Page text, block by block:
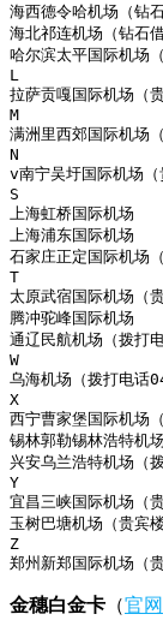
海西德令哈机场（钻
海北祁连机场（钻石
哈尔滨太平国际机场
L
拉萨贡嘎国际机场（
M
满洲里西郊国际机场
N
v南宁吴圩国际机场
S
上海虹桥国际机场
上海浦东国际机场
石家庄正定国际机场
T
太原武宿国际机场（贵
腾冲驼峰国际机场
通辽民航机场（拨打
W
乌海机场（拨打电话
X
西宁曹家堡国际机场
锡林郭勒锡林浩特机
兴安乌兰浩特机场（
Y
宜昌三峡国际机场（
玉树巴塘机场（贵宾
Z
郑州新郑国际机场（
金穗白金卡 （官网